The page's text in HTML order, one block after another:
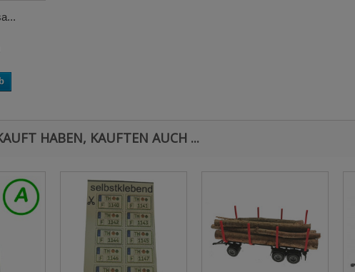
HABEN, KAUFTEN AUCH ...